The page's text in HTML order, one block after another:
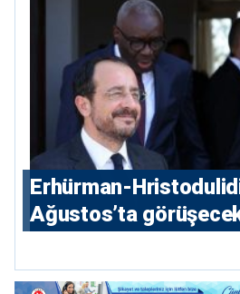
Erhürman-
Ağustos’ta